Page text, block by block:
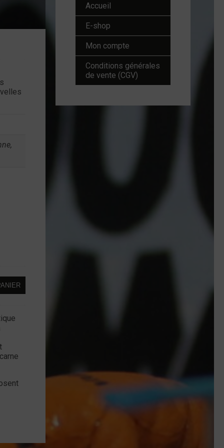
Accueil
E-shop
Mon compte
Conditions générales
de vente (CGV)